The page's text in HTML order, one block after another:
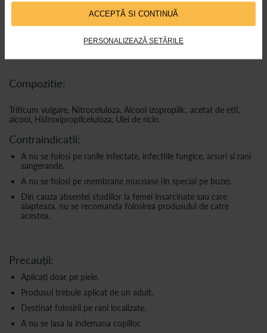
ACCEPTĂ SI CONTINUĂ
PERSONALIZEAZĂ SETĂRILE
Igiena produsului este garantata de compozitia acestuia, nu este
necesar sa curatati spatula dupa folosire.
Dupa deschidere, va recomandam sa folositi acest produs in
termen de 6 luni de la deschiderea flaconului.
Compozitie:
Triticum vulgare, Nitroceluloza, Alcool izopropilic, acetat de etil,
alcool, Hidroxipropilceluloza, Ulei de ricin.
Contraindicatii:
A nu se folosi pe ranile infectate, infectiile fungice, arsuri si rani
sangerande.
A nu se folosi pe membrane mucoase (in special pe buze).
Din cauza absentei studiilor la femei insarcinate sau care
alapteaza, nu se recomanda folosirea produsului de catre
acestea.
Precauții:
Aplicați doar pe piele.
Produsul trebuie aplicat de un adult.
Destinat folosirii pe rani localizate.
A nu se lasa la indemana copiilor.